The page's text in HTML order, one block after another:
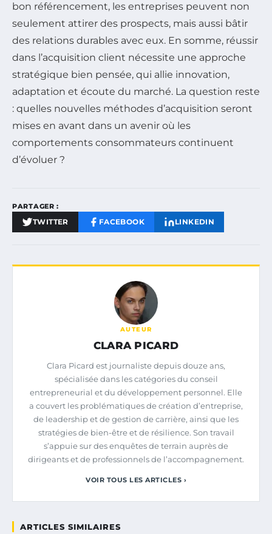
bon référencement, les entreprises peuvent non
seulement attirer des prospects, mais aussi bâtir
des relations durables avec eux. En somme, réussir
dans l’acquisition client nécessite une approche
stratégique bien pensée, qui allie innovation,
adaptation et écoute du marché. La question reste
: quelles nouvelles méthodes d’acquisition seront
mises en avant dans un avenir où les
comportements consommateurs continuent
d’évoluer ?
PARTAGER :
TWITTER FACEBOOK LINKEDIN
AUTEUR
CLARA PICARD
Clara Picard est journaliste depuis douze ans,
spécialisée dans les catégories du conseil
entrepreneurial et du développement personnel. Elle
a couvert les problématiques de création d’entreprise,
de leadership et de gestion de carrière, ainsi que les
stratégies de bien-être et de résilience. Son travail
s’appuie sur des enquêtes de terrain auprès de
dirigeants et de professionnels de l’accompagnement.
VOIR TOUS LES ARTICLES ›
ARTICLES SIMILAIRES